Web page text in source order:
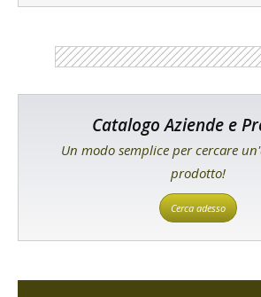
Catalogo Aziende e
Un modo semplice per cercare
prodotto!
Cerca adesso